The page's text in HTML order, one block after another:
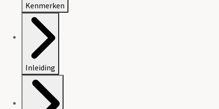
Kenmerken
Inleiding